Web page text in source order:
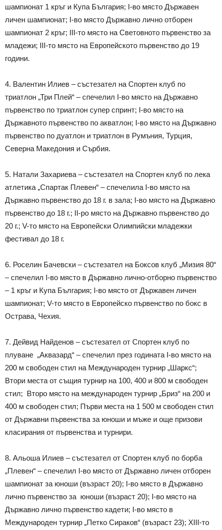
шампионат 1 кръг и Купа България; I-во място Държавен
личен шампионат; I-во място Държавно лично отборен
шампионат 2 кръг; III-то място на Световното първенство за
младежи; III-то място на Европейското първенство до 19
години.
4. Валентин Илиев – състезател на Спортен клуб по
триатлон „Три Плей“ – спечелил I-во място на Държавно
първенство по триатлон супер спринт; I-во място на
Държавното първенство по акватлон; I-во място на Държавно
първенство по дуатлон и триатлон в Румъния, Турция,
Северна Македония и Сърбия.
5. Натали Захариева – състезател на Спортен клуб по лека
атлетика „Спартак Плевен“ – спечелила I-во място на
Държавно първенство до 18 г. в зала; I-во място на Държавно
първенство до 18 г.; II-ро място на Държавно първенство до
20 г.; V-то място на Европейски Олимпийски младежки
фестивал до 18 г.
6. Роселин Бачевски – състезател на Боксов клуб „Мизия 80“
– спечелил I-во място в Държавно лично-отборно първенство
– 1 кръг и Купа България; I-во място от Държавен личен
шампионат; V-то място в Европейско първенство по бокс в
Острава, Чехия.
7. Дейвид Найденов – състезател от Спортен клуб по
плуване „Аквазард“ – спечелил през годината I-во място на
200 м свободен стил на Международен турнир „Шаркс“;
Втори места от същия турнир на 100, 400 и 800 м свободен
стил; Второ място на международен турнир „Бриз“ на 200 и
400 м свободен стил; Първи места на 1 500 м свободен стил
от Държавни първенства за юноши и мъже и още призови
класирания от първенства и турнири.
8. Альоша Илиев – състезател от Спортен клуб по борба
„Плевен“ – спечелил I-во място от Държавно личен отборен
шампионат за юноши (възраст 20); I-во място в Държавно
лично първенство за юноши (възраст 20); I-во място на
Държавно лично първенство кадети; I-во място в
Mеждународен турнир „Петко Сираков“ (възраст 23); XIII-то